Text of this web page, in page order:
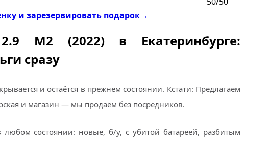
и зарезервировать подарок→
M2 (2022) в Екатеринбурге:
сразу
и остаётся в прежнем состоянии. Кстати: Предлагаем
и магазин — мы продаём без посредников.
состоянии: новые, б/у, с убитой батареей, разбитым